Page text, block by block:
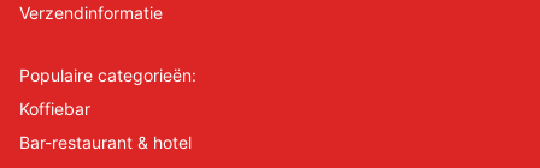
Verzendinformatie
Populaire categorieën:
Koffiebar
Bar-restaurant & hotel